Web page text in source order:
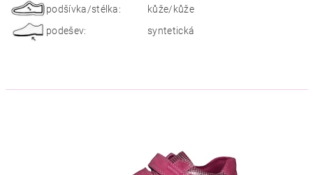
podšívka/stélka:
kůže/kůže
podešev:
syntetická